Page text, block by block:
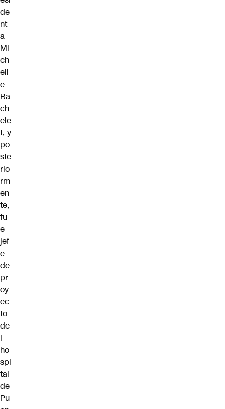
de
nt
a
Mi
ch
ell
e
Ba
ch
ele
t, y
po
ste
rio
rm
en
te,
fu
e
jef
e
de
pr
oy
ec
to
de
l
ho
spi
tal
de
Pu